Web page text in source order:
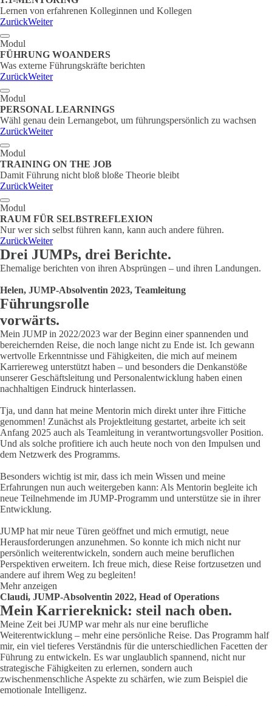
Lernen von erfahrenen Kolleginnen und Kollegen
ZurückWeiter
Modul
FÜHRUNG WOANDERS
Was externe Führungskräfte berichten
ZurückWeiter
Modul
PERSONAL LEARNINGS
Wähl genau dein Lernangebot, um führungspersönlich zu wachsen
ZurückWeiter
Modul
TRAINING ON THE JOB
Damit Führung nicht bloß bloße Theorie bleibt
ZurückWeiter
Modul
RAUM FÜR SELBSTREFLEXION
Nur wer sich selbst führen kann, kann auch andere führen.
ZurückWeiter
Drei JUMPs, drei Berichte.
Ehemalige berichten von ihren Absprüngen – und ihren Landungen.
Helen, JUMP-Absolventin 2023, Teamleitung
Führungsrolle
vorwärts.
Mein JUMP in 2022/2023 war der Beginn einer spannenden und
bereichernden Reise, die noch lange nicht zu Ende ist. Ich gewann
wertvolle Erkenntnisse und Fähigkeiten, die mich auf meinem
Karriereweg unterstützt haben – und besonders die Denkanstöße
unserer Geschäftsleitung und Personalentwicklung haben einen
nachhaltigen Eindruck hinterlassen.
Tja, und dann hat meine Mentorin mich direkt unter ihre Fittiche
genommen! Zunächst als Projektleitung gestartet, arbeite ich seit
Anfang 2025 auch als Teamleitung in verantwortungsvoller Position.
Und als solche profitiere ich auch heute noch von den Impulsen und
dem Netzwerk des Programms.
Besonders wichtig ist mir, dass ich mein Wissen und meine
Erfahrungen nun auch weitergeben kann: Als Mentorin begleite ich
neue Teilnehmende im JUMP-Programm und unterstütze sie in ihrer
Entwicklung.
JUMP hat mir neue Türen geöffnet und mich ermutigt, neue
Herausforderungen anzunehmen. So konnte ich mich nicht nur
persönlich weiterentwickeln, sondern auch meine beruflichen
Perspektiven erweitern. Ich freue mich, diese Reise fortzusetzen und
andere auf ihrem Weg zu begleiten!
Mehr anzeigen
Claudi, JUMP-Absolventin 2022, Head of Operations
Mein Karriereknick: steil nach oben.
Meine Zeit bei JUMP war mehr als nur eine berufliche
Weiterentwicklung – mehr eine persönliche Reise. Das Programm half
mir, ein viel tieferes Verständnis für die unterschiedlichen Facetten der
Führung zu entwickeln. Es war unglaublich spannend, nicht nur
strategische Fähigkeiten zu erlernen, sondern auch
zwischenmenschliche Aspekte zu schärfen, wie zum Beispiel die
emotionale Intelligenz.